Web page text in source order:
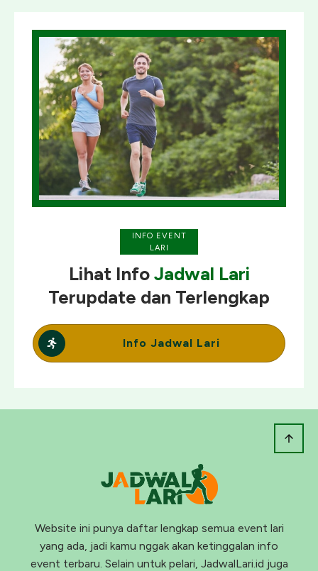
INFO EVENT
LARI
Lihat InfoJadwal Lari
Terupdate dan Terlengkap
Info Jadwal Lari
Website ini punya daftar lengkap semua event lari
yang ada, jadi kamu nggak akan ketinggalan info
event terbaru. Selain untuk pelari, JadwalLari.id juga